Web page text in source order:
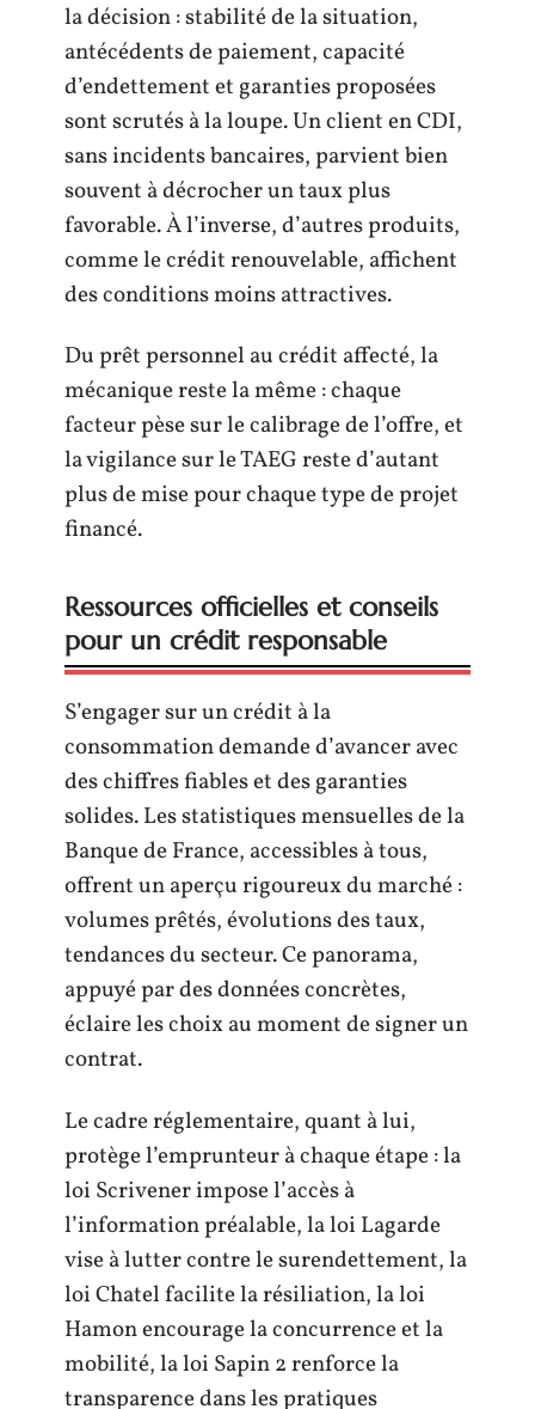
la décision : stabilité de la situation,
antécédents de paiement, capacité
d’endettement et garanties proposées
sont scrutés à la loupe. Un client en CDI,
sans incidents bancaires, parvient bien
souvent à décrocher un taux plus
favorable. À l’inverse, d’autres produits,
comme le crédit renouvelable, affichent
des conditions moins attractives.
Du prêt personnel au crédit affecté, la
mécanique reste la même : chaque
facteur pèse sur le calibrage de l’offre, et
la vigilance sur le TAEG reste d’autant
plus de mise pour chaque type de projet
financé.
Ressources officielles et conseils
pour un crédit responsable
S’engager sur un crédit à la
consommation demande d’avancer avec
des chiffres fiables et des garanties
solides. Les statistiques mensuelles de la
Banque de France, accessibles à tous,
offrent un aperçu rigoureux du marché :
volumes prêtés, évolutions des taux,
tendances du secteur. Ce panorama,
appuyé par des données concrètes,
éclaire les choix au moment de signer un
contrat.
Le cadre réglementaire, quant à lui,
protège l’emprunteur à chaque étape : la
loi Scrivener impose l’accès à
l’information préalable, la loi Lagarde
vise à lutter contre le surendettement, la
loi Chatel facilite la résiliation, la loi
Hamon encourage la concurrence et la
mobilité, la loi Sapin 2 renforce la
transparence dans les pratiques